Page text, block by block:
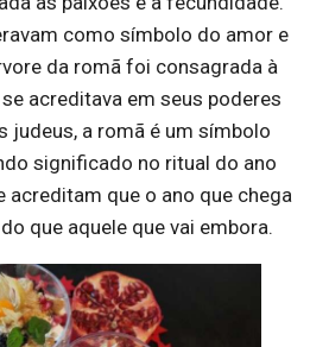
como símbolo do amor e
da romã foi consagrada à
acreditava em seus poderes
judeus, a romã é um símbolo
significado no ritual do ano
acreditam que o ano que chega
que aquele que vai embora.